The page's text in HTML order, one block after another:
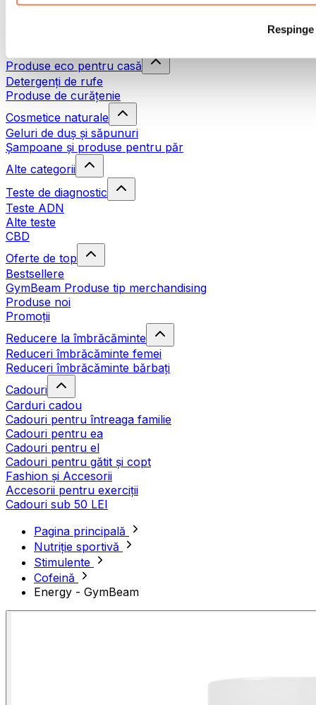
Respinge
Produse eco pentru casă
Detergenți de rufe
Produse de curățenie
Cosmetice naturale
Geluri de duș și săpunuri
Șampoane și produse pentru păr
Alte categorii
Teste de diagnostic
Teste ADN
Alte teste
CBD
Oferte de top
Bestsellere
GymBeam Produse tip merchandising
Produse noi
Promoții
Reducere la îmbrăcăminte
Reduceri îmbrăcăminte femei
Reduceri îmbrăcăminte bărbați
Cadouri
Carduri cadou
Cadouri pentru întreaga familie
Cadouri pentru ea
Cadouri pentru el
Cadouri pentru gătit și copt
Fashion și Accesorii
Accesorii pentru exerciții
Cadouri sub 50 LEI
Pagina principală
Nutriție sportivă
Stimulente
Cofeină
Energy - GymBeam